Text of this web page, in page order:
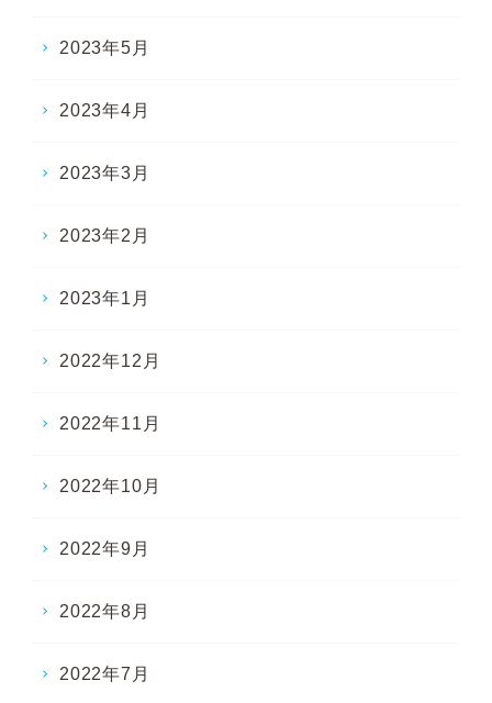
2023年5月
2023年4月
2023年3月
2023年2月
2023年1月
2022年12月
2022年11月
2022年10月
2022年9月
2022年8月
2022年7月